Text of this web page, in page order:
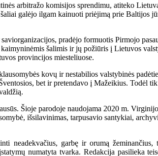
arbitražo komisijos sprendimu, atiteko
galėjo ilgam kainuoti priėjimą prie Baltijos
pradėjo formuotis Pirmojo
šalimis ir jų požiūris į Lietuvos
provincijos miesteliuose.
kovų ir nestabilios valstybinės
bet ir pretendavo į Mažeikius. Todėl
Šioje parodoje naudojama 2020 m.
išsilavinimas, tarpusavio santykiai,
neadekvačius, garbę ir orumą
numatyta tvarka. Redakcija pasilieka